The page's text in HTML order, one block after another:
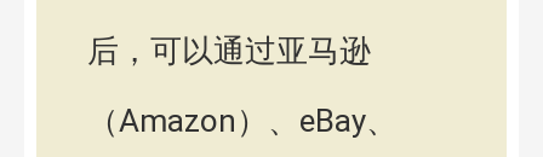
后，可以通过亚马逊
（Amazon）、eBay、